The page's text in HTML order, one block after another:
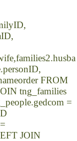
FROM
tng_families
=
JOIN